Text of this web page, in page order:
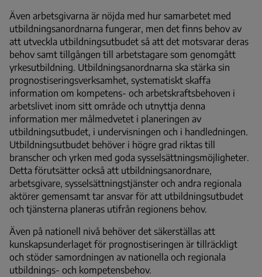
Även arbetsgivarna är nöjda med hur samarbetet med
utbildningsanordnarna fungerar, men det finns behov av
att utveckla utbildningsutbudet så att det motsvarar deras
behov samt tillgången till arbetstagare som genomgått
yrkesutbildning. Utbildningsanordnarna ska stärka sin
prognostiseringsverksamhet, systematiskt skaffa
information om kompetens- och arbetskraftsbehoven i
arbetslivet inom sitt område och utnyttja denna
information mer målmedvetet i planeringen av
utbildningsutbudet, i undervisningen och i handledningen.
Utbildningsutbudet behöver i högre grad riktas till
branscher och yrken med goda sysselsättningsmöjligheter.
Detta förutsätter också att utbildningsanordnare,
arbetsgivare, sysselsättningstjänster och andra regionala
aktörer gemensamt tar ansvar för att utbildningsutbudet
och tjänsterna planeras utifrån regionens behov.
Även på nationell nivå behöver det säkerställas att
kunskapsunderlaget för prognostiseringen är tillräckligt
och stöder samordningen av nationella och regionala
utbildnings- och kompetensbehov.